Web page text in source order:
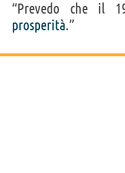
Frasi, citazioni e
“Prevedo che il
prosperità.”